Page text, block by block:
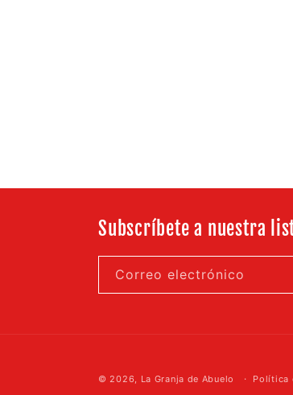
Subscríbete a nuestra
Correo electrónico
© 2026, La Granja de Abuelo Política